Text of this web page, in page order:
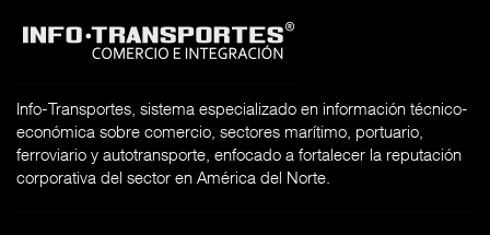
Info-Transportes, sistema especializado en información técnico-
económica sobre comercio, sectores marítimo, portuario,
ferroviario y autotransporte, enfocado a fortalecer la reputación
corporativa del sector en América del Norte.